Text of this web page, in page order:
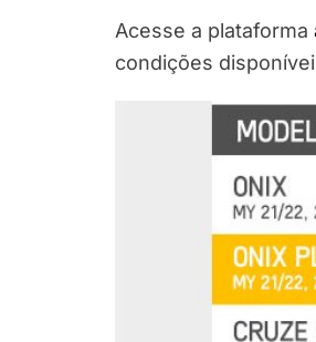
Acesse a plataforma
condições